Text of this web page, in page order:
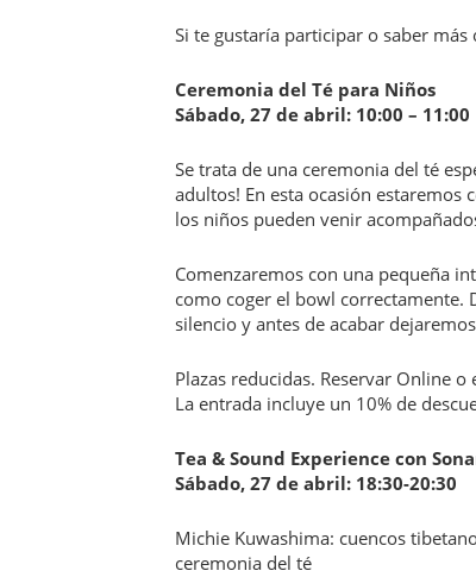
Si te gustaría participar o saber
Ceremonia del Té para Niños
Sábado, 27 de abril: 10:00 – 11:00
Se trata de una ceremonia del té
adultos! En esta ocasión estaremos
los niños pueden venir
Comenzaremos con una pequeña
como coger el bowl correctamente.
silencio y antes de acabar
Plazas reducidas. Reservar Online
La entrada incluye un 10% de
Tea & Sound Experience con
Sábado, 27 de abril: 18:30-20:30
Michie Kuwashima: cuencos
ceremonia del té